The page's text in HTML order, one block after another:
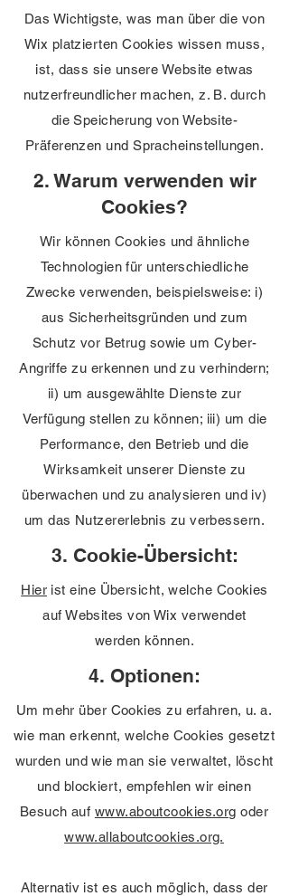
Das Wichtigste, was man über die von
Wix platzierten Cookies wissen muss,
ist, dass sie unsere Website etwas
nutzerfreundlicher machen, z. B. durch
die Speicherung von Website-
Präferenzen und Spracheinstellungen.
2. Warum verwenden wir
Cookies?
Wir können Cookies und ähnliche
Technologien für unterschiedliche
Zwecke verwenden, beispielsweise: i)
aus Sicherheitsgründen und zum
Schutz vor Betrug sowie um Cyber-
Angriffe zu erkennen und zu verhindern;
ii) um ausgewählte Dienste zur
Verfügung stellen zu können; iii) um die
Performance, den Betrieb und die
Wirksamkeit unserer Dienste zu
überwachen und zu analysieren und iv)
um das Nutzererlebnis zu verbessern.
3. Cookie-Übersicht:
Hier ist eine Übersicht, welche Cookies
auf Websites von Wix verwendet
werden können.
4. Optionen:
Um mehr über Cookies zu erfahren, u. a.
wie man erkennt, welche Cookies gesetzt
wurden und wie man sie verwaltet, löscht
und blockiert, empfehlen wir einen
Besuch auf www.aboutcookies.org oder
www.allaboutcookies.org.
Alternativ ist es auch möglich, dass der